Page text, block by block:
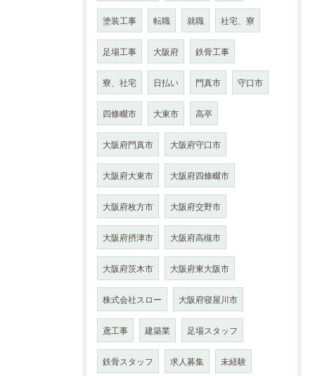
塗装工事 転職 就職 社宅、寮
足場工事 大阪府 鉄骨工事
寮、社宅 日払い 門真市 守口市
四條畷市 大東市 高卒
大阪府門真市 大阪府守口市
大阪府大東市 大阪府四條畷市
大阪府枚方市 大阪府交野市
大阪府摂津市 大阪府高槻市
大阪府茨木市 大阪府東大阪市
株式会社スロー 大阪府寝屋川市
鳶工事 建築業 足場スタッフ
鉄骨スタッフ 求人募集 未経験